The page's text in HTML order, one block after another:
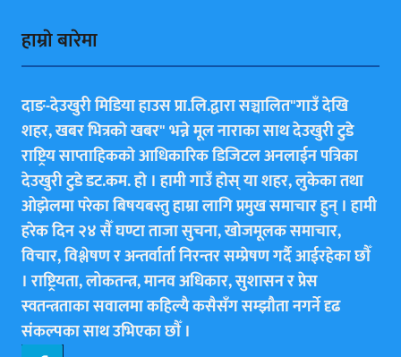
हाम्राे बारेमा
दाङ-देउखुरी मिडिया हाउस प्रा.लि.द्वारा सञ्चालित"गाउँ देखि
शहर, खबर भित्रकाे खबर" भन्ने मूल नाराका साथ देउखुरी टुडे
राष्ट्रिय साप्ताहिककाे आधिकारिक डिजिटल अनलाईन पत्रिका
देउखुरी टुडे डट.कम. हाे । हामी गाउँ हाेस् या शहर, लुकेका तथा
ओझेलमा परेका बिषयबस्तु हाम्रा लागि प्रमुख समाचार हुन् । हामी
हरेक दिन २४ सैँ घण्टा ताजा सुचना, खोजमूलक समाचार,
विचार, विश्लेषण र अन्तर्वार्ता निरन्तर सम्प्रेषण गर्दै आईरहेका छाैँ
। राष्ट्रियता, लोकतन्त्र, मानव अधिकार, सुशासन र प्रेस
स्वतन्त्रताका सवालमा कहिल्यै कसैसँग सम्झौता नगर्ने दृढ
संकल्पका साथ उभिएका छाैँ ।